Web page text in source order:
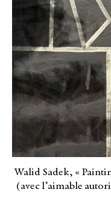
Walid Sadek, «
(avec l’aimable